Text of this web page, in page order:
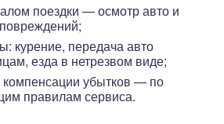
поездки — осмотр авто и
курение, передача авто
езда в нетрезвом виде;
убытков — по
правилам сервиса.